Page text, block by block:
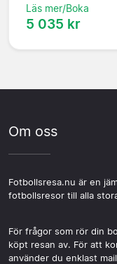
Läs mer/Boka
5 035 kr
Om oss
Fotbollsresa.nu är en
fotbollsresor till alla
För frågor som rör din
köpt resan av. För att
använder du enklast